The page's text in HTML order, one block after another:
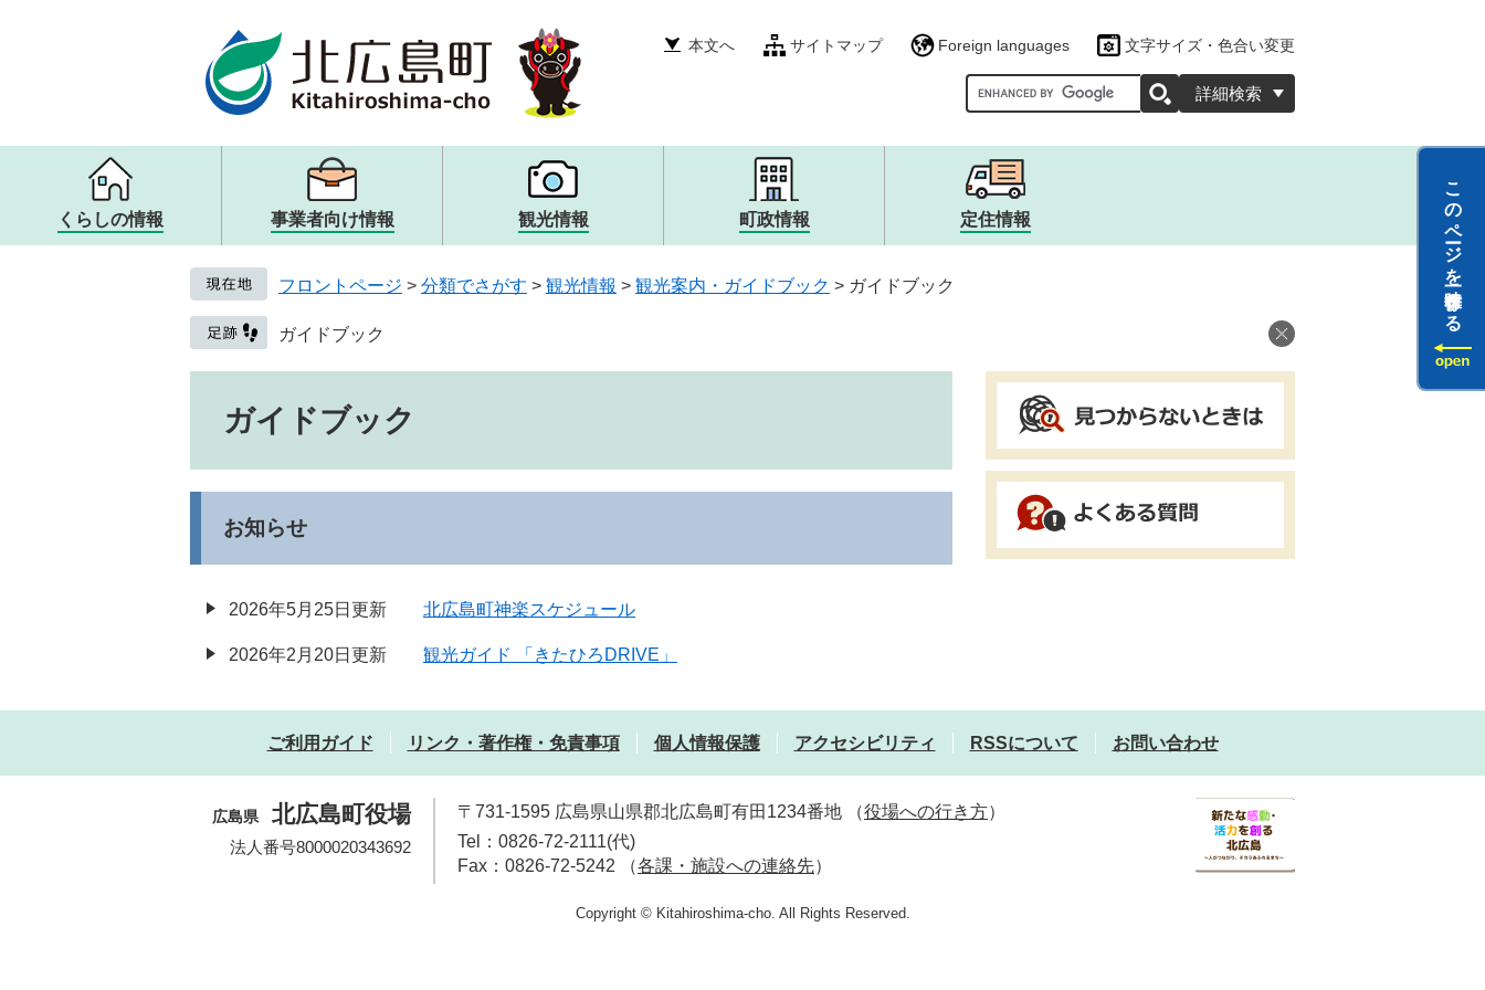
本文へ サイトマップ Foreign languages 文字サイズ・色合い変更
Googleカスタム検索
詳細検索
くらしの情報
メニュー
戸籍・住民票・証明 税金・年金・保険
衛生・環境・ごみ
子ども・教育
就職情報
生涯学習・文化・スポーツ
健康・医療・福祉
生活・交通・動物
事業者向け情報
メニュー
入札・契約 産業振興 その他
観光情報
メニュー
観光案内・ガイドブック イベント・募集
自然・風景・スポット
歴史・文化・アート
宿泊・食・特産品
観光大使・イメージキャラクター
観光リンク・その他
町政情報
メニュー
町の概要 町政運営・行政・財政
広報・広聴
取り組み・提言
まちづくり
職員採用・人事
人権・男女共同参画
定住情報
フロントページ > 分類でさがす > 観光情報 > 観光案内・ガイドブック > ガイドブック
ガイドブック
ガイドブック
お知らせ
2026年5月25日更新 北広島町神楽スケジュール
2026年2月20日更新 観光ガイド 「きたひろDRIVE」
ご利用ガイド リンク・著作権・免責事項 個人情報保護 アクセシビリティ RSSについて お問い合わせ
広島県 北広島町役場
法人番号8000020343692
〒731-1595 広島県山県郡北広島町有田1234番地 （役場への行き方）
Tel：0826-72-2111(代)
Fax：0826-72-5242
（各課・施設への連絡先）
Copyright © Kitahiroshima-cho. All Rights Reserved.
このページを一時保存する